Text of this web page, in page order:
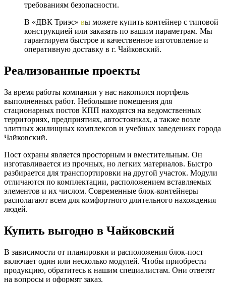
требованиям безопасности.
В «ДВК Триэс» вы можете купить контейнер с типовой
конструкцией или заказать по вашим параметрам. Мы
гарантируем быстрое и качественное изготовление и
оперативную доставку в г. Чайковский.
Реализованные проекты
За время работы компании у нас накопился портфель
выполненных работ. Небольшие помещения для
стационарных постов КПП находятся на ведомственных
территориях, предприятиях, автостоянках, а также возле
элитных жилищных комплексов и учебных заведениях города
Чайковский.
Пост охраны является просторным и вместительным. Он
изготавливается из прочных, но легких материалов. Быстро
разбирается для транспортировки на другой участок. Модули
отличаются по комплектации, расположением вставляемых
элементов и их числом. Современные блок-контейнеры
располагают всем для комфортного длительного нахождения
людей.
Купить выгодно в Чайковский
В зависимости от планировки и расположения блок-пост
включает один или несколько модулей. Чтобы приобрести
продукцию, обратитесь к нашим специалистам. Они ответят
на вопросы и оформят заказ.